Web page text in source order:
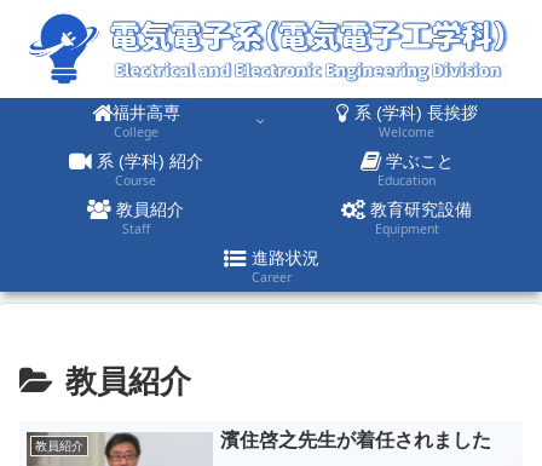
福井高専
College
系 (学科) 長挨拶
Welcome
系 (学科) 紹介
Course
学ぶこと
Education
教員紹介
Staff
教育研究設備
Equipment
進路状況
Career
教員紹介
教員紹介 濱住啓之先生が着任されました